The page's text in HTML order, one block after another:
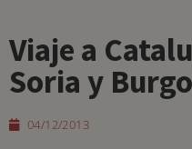
Viaje a
Soria y
04/12/2013